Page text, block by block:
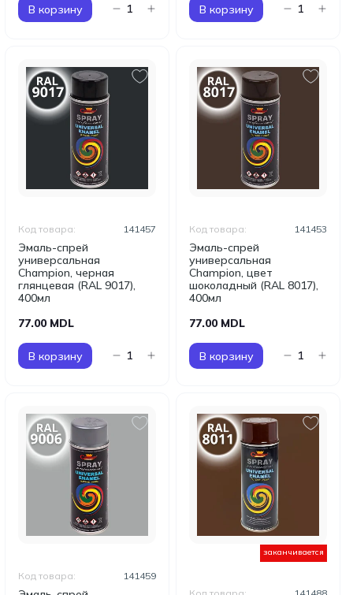
В корзину В корзину
Эмаль-спрей
универсальная
Champion, черная
глянцевая (RAL 9017),
400мл
Код товара: 141457
77.00 MDL
В корзину
Эмаль-спрей
универсальная
Champion, цвет
шоколадный (RAL 8017),
400мл
Код товара: 141453
77.00 MDL
В корзину
Код товара: 141459
заканчивается